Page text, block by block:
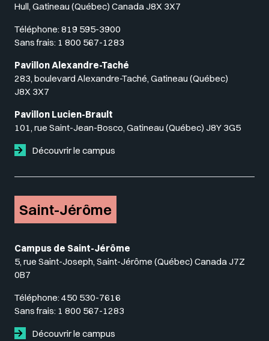
Hull, Gatineau (Québec) Canada J8X 3X7
Téléphone: 819 595-3900
Sans frais: 1 800 567-1283
Pavillon Alexandre-Taché
283, boulevard Alexandre-Taché, Gatineau (Québec)
J8X 3X7
Pavillon Lucien-Brault
101, rue Saint-Jean-Bosco, Gatineau (Québec) J8Y 3G5
Découvrir le campus
Saint-Jérôme
Campus de Saint-Jérôme
5, rue Saint-Joseph, Saint-Jérôme (Québec) Canada J7Z
0B7
Téléphone: 450 530-7616
Sans frais: 1 800 567-1283
Découvrir le campus